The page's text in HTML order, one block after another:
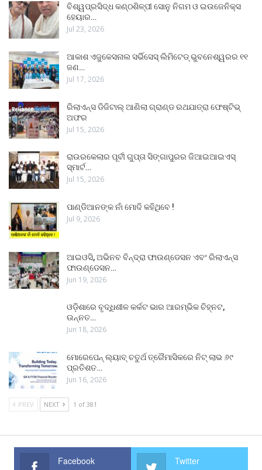
ବିଶ୍ୱପ୍ରସିଦ୍ଧ କଣ୍ଠଶିଳ୍ପୀ ସୋନୁ ନିଗମ ଓ ଇଉଜେନିକ୍ସ
ହେୟାର…
Jul 23, 2026
ଆକାଶ ଏଜୁକେସନାଲ ସର୍ଭିସେସ୍ ଲିମିଟେଡ୍ ଭୁବନେଶ୍ୱରର ୧୧
ଜଣ…
Jul 17, 2026
ରିଲାଏନ୍ସ ଡିଜିଟାଲ୍ ଆଣିଲା ଗ୍ରାଣ୍ଡ ରଥଯାତ୍ରା ଫେଷ୍ଟିଭ୍
ଅଫର
Jul 15, 2026
ରାଉରକେଲାର ପୂର୍ବୀ ଗୁପ୍ତା ସିଙ୍ଗାପୁରର ଜିଆଇଆଇଏସ୍
ସ୍ମାର୍ଟ…
Jul 15, 2026
ପାଣ୍ଡିଆନଙ୍କ ନାଁ ମୋଦି କହିଥିବେ !
Jul 9, 2026
ଆଇଓସି, ଅଭିନବ ବିନ୍ଦ୍ରା ଫାଉଣ୍ଡେସନ ଏବଂ ରିଲାଏନ୍ସ
ଫାଉଣ୍ଡେସନ…
Jun 19, 2026
ଓଡ଼ିଶାରେ ବୃଦ୍ଧିଶୀଳ କର୍କଟ ଭାର ଆରମ୍ଭିକ ଚିହ୍ନଟ,
ଉନ୍ନତ…
Jun 18, 2026
ମୋରେପେନ୍ ଲ୍ୟାବ୍ ଚତୁର୍ଥ ତ୍ରୈମାସିକରେ ନିଟ୍ ଲାଭ ୬୯
ପ୍ରତିଶତ…
Jun 16, 2026
PREV NEXT 1 of 381
Facebook Twitter